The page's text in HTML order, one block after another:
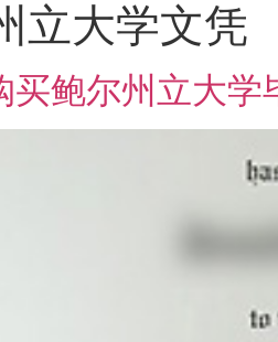
立大学文凭
鲍尔州立大学